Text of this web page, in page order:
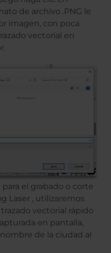
de archivo .PNG le
imagen, con poca
vectorial en
para el grabado o corte
Laser , utilizaremos
vectorial rápido
en pantalla,
de la ciudad al